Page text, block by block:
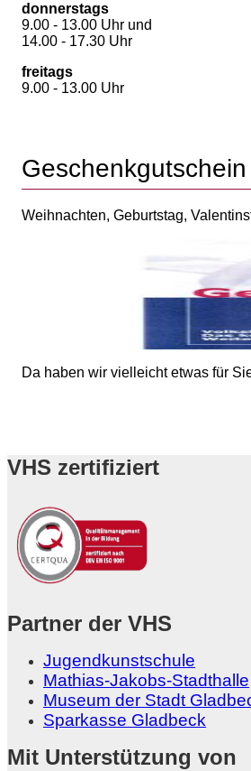
donnerstags
9.00 - 13.00 Uhr und
14.00 - 17.30 Uhr
freitags
9.00 - 13.00 Uhr
Geschenkgutschein
Weihnachten, Geburtstag,
Da haben wir vielleicht etwas für
VHS zertifiziert
Partner der VHS
Jugendkunstschule
Mathias-Jakobs-Stadthalle
Museum der Stadt
Sparkasse Gladbeck
Mit Unterstützung von